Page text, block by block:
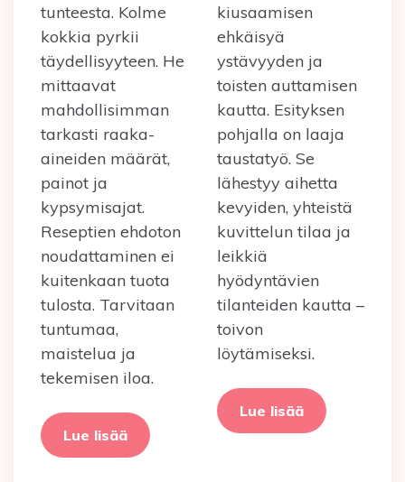
tunteesta. Kolme
kokkia pyrkii
täydellisyyteen. He
mittaavat
mahdollisimman
tarkasti raaka-
aineiden määrät,
painot ja
kypsymisajat.
Reseptien ehdoton
noudattaminen ei
kuitenkaan tuota
tulosta. Tarvitaan
tuntumaa,
maistelua ja
tekemisen iloa.
Lue lisää
kiusaamisen
ehkäisyä
ystävyyden ja
toisten auttamisen
kautta. Esityksen
pohjalla on laaja
taustatyö. Se
lähestyy aihetta
kevyiden, yhteistä
kuvittelun tilaa ja
leikkiä
hyödyntävien
tilanteiden kautta –
toivon
löytämiseksi.
Lue lisää